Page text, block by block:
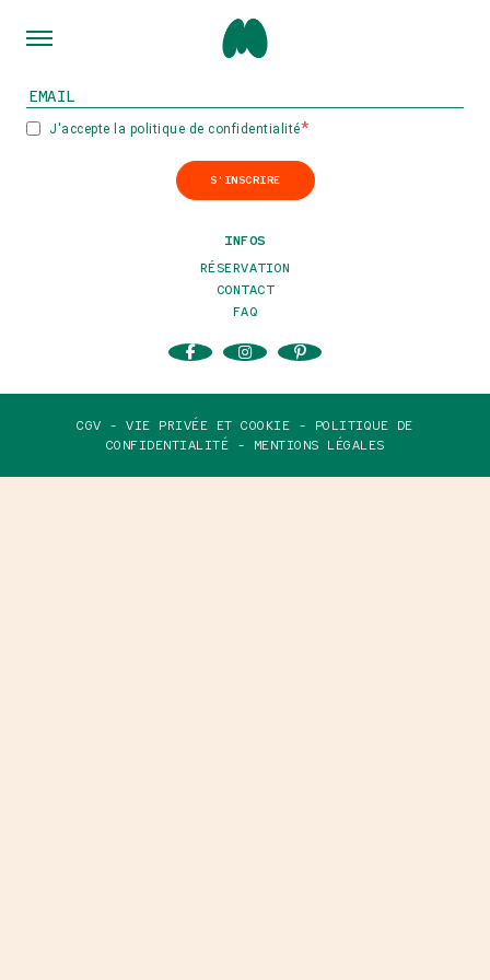
INSCRIVEZ-VOUS À NOTRE NEWSLETTER
J'accepte la politique de confidentialité
S'INSCRIRE
INFOS
RÉSERVATION
CONTACT
FAQ
CGV - VIE PRIVÉE ET COOKIE -
POLITIQUE DE
CONFIDENTIALITÉ -
MENTIONS LÉGALES